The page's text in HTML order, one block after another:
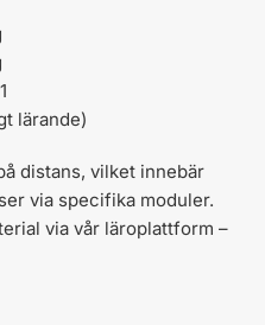
lärande)
distans, vilket innebär
via specifika moduler.
via vår läroplattform –